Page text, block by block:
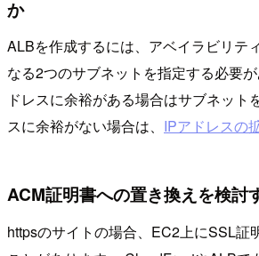
か
ALBを作成するには、アベイラビリテ
なる2つのサブネットを指定する必要
ドレスに余裕がある場合はサブネット
スに余裕がない場合は、 IPアドレスの
ACM証明書への置き換えを検討
httpsのサイトの場合、EC2上にSSL証